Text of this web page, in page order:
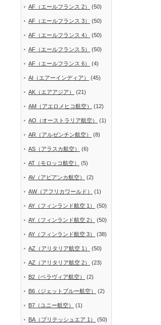
AF（エールフランス 2） (50)
AF（エールフランス 3） (50)
AF（エールフランス 4） (50)
AF（エールフランス 5） (50)
AF（エールフランス 6） (4)
AI（エアーインディア） (45)
AK（エアアジア） (21)
AM（アエロメヒコ航空） (12)
AO（オーストラリア航空） (1)
AR（アルゼンチン航空） (8)
AS（アラスカ航空） (6)
AT（モロッコ航空） (5)
AV（アビアンカ航空） (2)
AW（アフリカワールド） (1)
AY（フィンランド航空 1） (50)
AY（フィンランド航空 2） (50)
AY（フィンランド航空 3） (38)
AZ（アリタリア航空 1） (50)
AZ（アリタリア航空 2） (23)
B2（ベラヴィア航空） (2)
B6（ジェットブルー航空） (2)
B7（ユニー航空） (1)
BA（ブリテッシュエア 1） (50)